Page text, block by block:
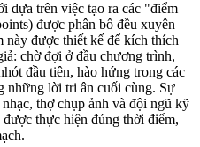
dựa trên việc tạo ra các "điểm
được phân bố đều xuyên
được thiết kế để kích thích
chờ đợi ở đầu chương trình,
đầu tiên, hào hứng trong các
những lời tri ân cuối cùng. Sự
thợ chụp ảnh và đội ngũ kỹ
được thực hiện đúng thời điểm,